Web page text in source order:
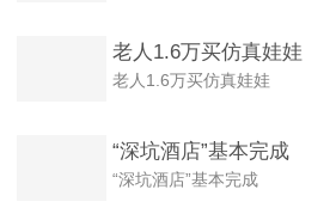
老人1.6万买仿真娃娃
老人1.6万买仿真娃娃
“深坑酒店”基本完成
“深坑酒店”基本完成